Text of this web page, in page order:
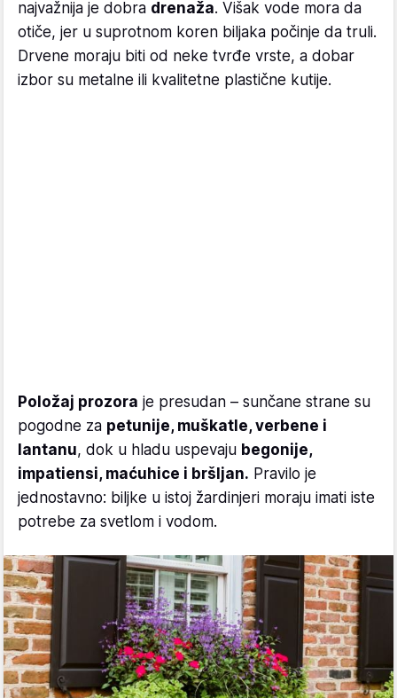
najvažnija je dobra drenaža. Višak vode mora da
otiče, jer u suprotnom koren biljaka počinje da truli.
Drvene moraju biti od neke tvrđe vrste, a dobar
izbor su metalne ili kvalitetne plastične kutije.
Položaj prozora je presudan – sunčane strane su
pogodne za petunije, muškatle, verbene i
lantanu, dok u hladu uspevaju begonije,
impatiensi, maćuhice i bršljan. Pravilo je
jednostavno: biljke u istoj žardinjeri moraju imati iste
potrebe za svetlom i vodom.